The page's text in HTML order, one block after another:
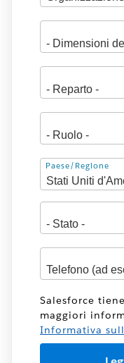
Indirizzo
Paese/Regione
Salesforce
maggiori
Informativa